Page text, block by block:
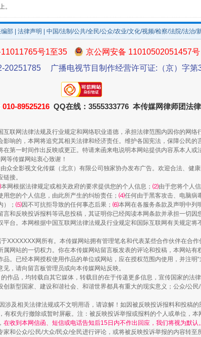
珠宝鉴定乱象
走近一线检察官
。
部 法律声明 | 中国/法制/公共/全民/公众/农业/文化/视频/检察/法院/法治/
号1至35
京公网安备 11010502051457号
20251785
广播电视节目制作经营许可证:（京）字第
010-89525216 QQ在线：3555333776 本传媒网律师团法律
联网法律法规及行业规定和网络职业道德，承担法律范围内因你的网络
响的，本网将追究其相关法律和经济责任。维护各国宪法，保障公民
第一时间作出反映或更正。特请来函来电说明本网站提供内容系本人
等传媒网站衷心致谢！
众全影视文化传媒（北京）有限公司独家协办发布广告。欢迎合法、健
接。
本网根据法律规定或相关政府的要求提供您的个人信息； ⑵由于您将个人
您的个人信息，由此所产生的纠纷责任； ⑷任何由于黑客攻击、电脑病
）； ⑸因不可抗拒导致的任何事态后果； ⑹本网在各服务条款及声明中列
和反映投诉报料等讯息投稿，其证明你已经阅读本网条款并承担一切
台。本网根据中国互联网法律法规及行业规定和国际互联网有关规定将
XXXXXXX网所有。本传媒网站拥有管理笔名和代表某些合作伙伴在合
网站的一切权力。你在本传媒网站留言板发表的评论和投稿，本网站
。已经本网授权使用作品的单位或网站，应在授权范围内使用，并注明“
，请向留言板管理员或向本传媒网站反映。
作品，均转载自其它媒体，转载目的在于传递更多信息，宣传国家的法
新型国家、建设和谐社会、和谐世界都具有重大的现实意义；公众/公
涉及相关法律法规或不文明用语，请谅解！如因被反映投诉报料和投稿
有权先行撤除或暂时屏蔽。注：被反映投诉举报或报料的个人或单位，
在收到本网信函、短信或电话告知后15日内不作出回应，我们将视为默认
和公众/公民/大众/民众/全民进行评论，或将被反映投诉举报的内容转